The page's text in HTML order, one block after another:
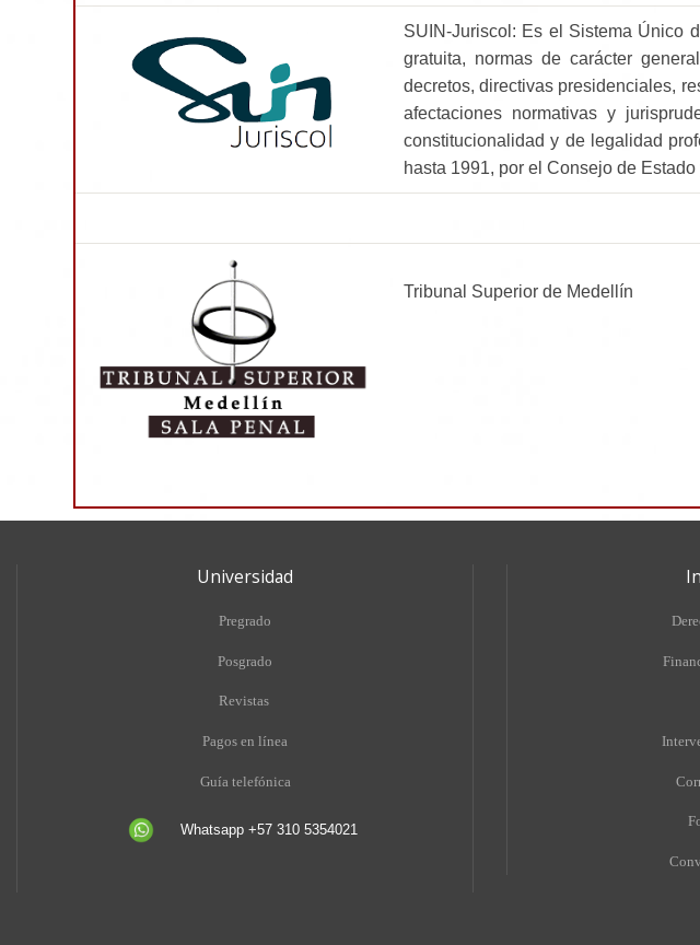
SUIN-Juriscol: Es el Sistema Único
gratuita, normas de carácter
decretos, directivas presidenciales,
afectaciones normativas y
constitucionalidad y de legalidad
hasta 1991, por el Consejo de
Tribunal Superior de Medellín
Universidad
Pregrado
Posgrado
Revistas
Pagos en línea
Guía telefónica
Whatsapp +57 310 5354021